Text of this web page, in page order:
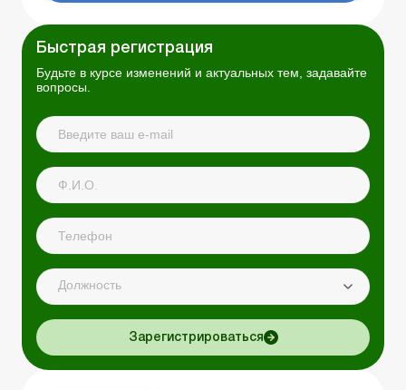
Быстрая регистрация
Будьте в курсе изменений и актуальных тем, задавайте
вопросы.
Должность
Зарегистрироваться